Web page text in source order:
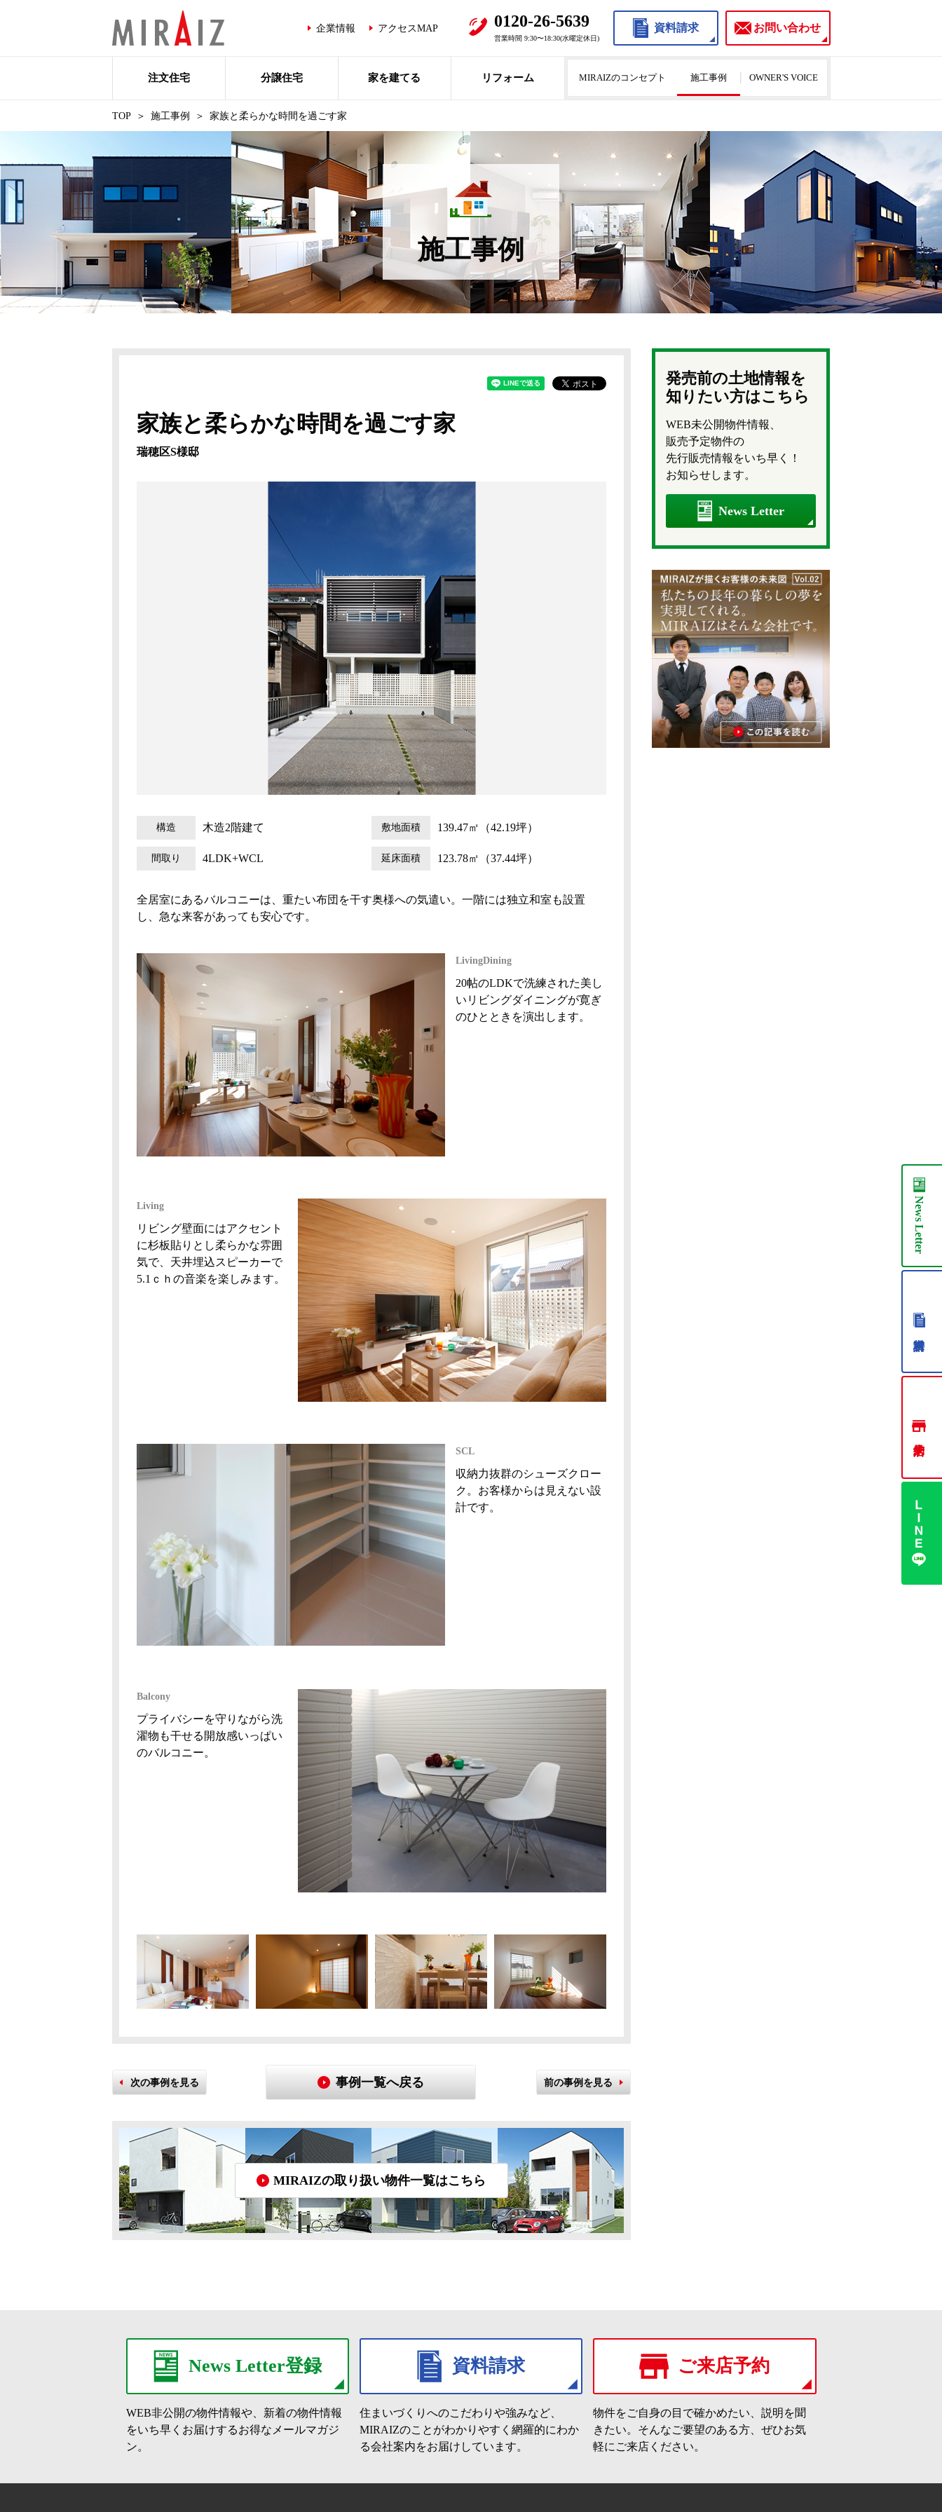
企業情報 アクセスMAP 0120-26-5639
営業時間 9:30〜18:30(水曜定休日)
資料請求 お問い合わせ
注文住宅 分譲住宅 家を建てる リフォーム MIRAIZのコンセプト 施工事例 OWNER'S VOICE
TOP 施工事例 家族と柔らかな時間を過ごす家
施工事例
家族と柔らかな時間を過ごす家
瑞穂区S様邸
構造 木造2階建て 敷地面積 139.47㎡（42.19坪）
間取り 4LDK+WCL 延床面積 123.78㎡（37.44坪）
全居室にあるバルコニーは、重たい布団を干す奥様への気遣い。一階には独立和室も設置
し、急な来客があっても安心です。
LivingDining
20帖のLDKで洗練された美し
いリビングダイニングが寛ぎ
のひとときを演出します。
Living
リビング壁面にはアクセント
に杉板貼りとし柔らかな雰囲
気で、天井埋込スピーカーで
5.1ｃｈの音楽を楽しみます。
SCL
収納力抜群のシューズクロー
ク。お客様からは見えない設
計です。
Balcony
プライバシーを守りながら洗
濯物も干せる開放感いっぱい
のバルコニー。
次の事例を見る 事例一覧へ戻る 前の事例を見る
MIRAIZの取り扱い物件一覧はこちら
発売前の土地情報を
知りたい方はこちら
WEB未公開物件情報、
販売予定物件の
先行販売情報をいち早く！
お知らせします。
News Letter
News Letter登録
WEB非公開の物件情報や、新着の物件情報
をいち早くお届けするお得なメールマガジ
ン。
資料請求
住まいづくりへのこだわりや強みなど、
MIRAIZのことがわかりやすく網羅的にわか
る会社案内をお届けしています。
ご来店予約
物件をご自身の目で確かめたい、説明を聞
きたい。そんなご要望のある方、ぜひお気
軽にご来店ください。
News
Letter